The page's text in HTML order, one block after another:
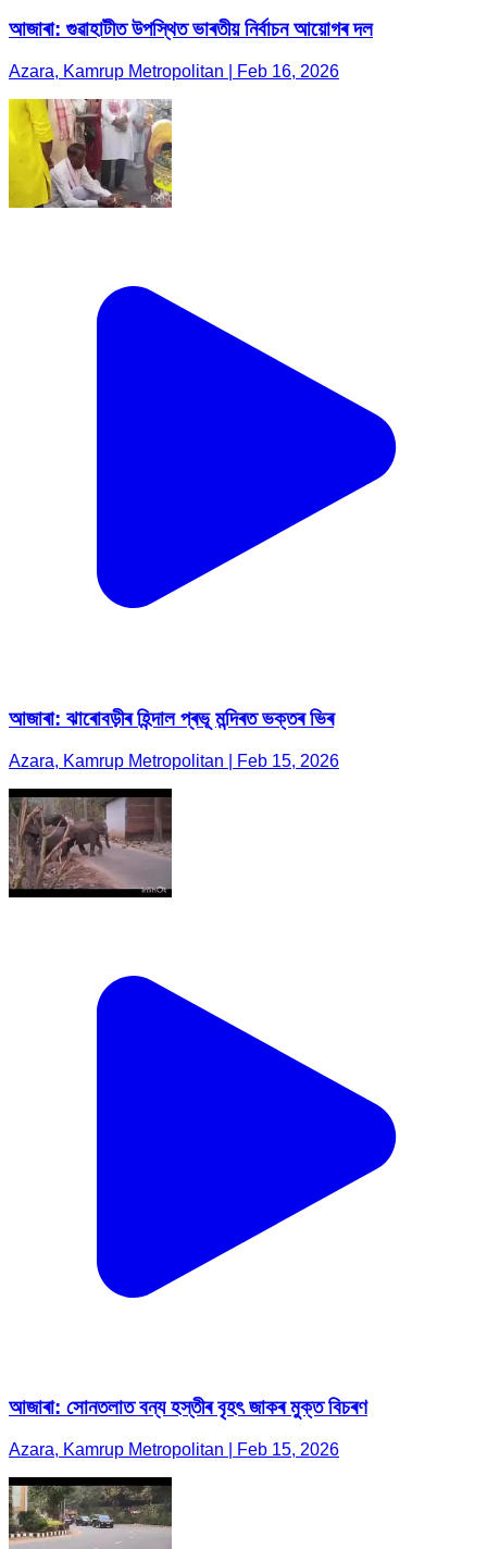
আজাৰা: গুৱাহাটীত উপস্থিত ভাৰতীয় নিৰ্বাচন আয়োগৰ দল
Azara, Kamrup Metropolitan | Feb 16, 2026
আজাৰা: ঝাৰোবড়ীৰ হিন্দাল প্ৰভূ মন্দিৰত ভক্তৰ ভিৰ
Azara, Kamrup Metropolitan | Feb 15, 2026
আজাৰা: সোনতলাত বন্য হস্তীৰ বৃহৎ জাকৰ মুক্ত বিচৰণ
Azara, Kamrup Metropolitan | Feb 15, 2026